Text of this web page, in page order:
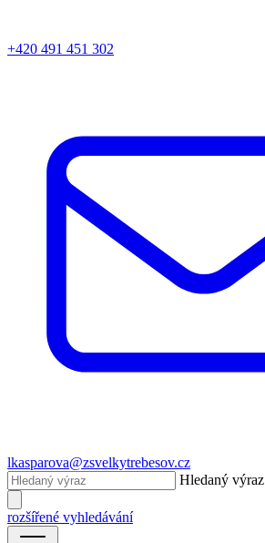
+420 491 451 302
lkasparova@zsvelkytrebesov.cz
Hledaný výraz
rozšířené vyhledávání